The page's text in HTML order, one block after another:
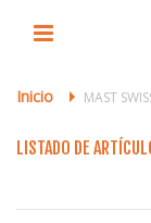
Inicio > MAST
LISTADO DE